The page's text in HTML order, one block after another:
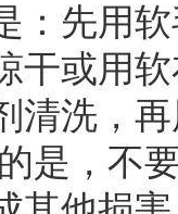
：先用
干或用
清洗，
是，不